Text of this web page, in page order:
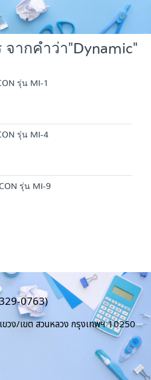
ากคำว่า"Dynamic"
รุ่น MI-1
รุ่น MI-4
รุ่น MI-9
0763)
ขวง/เขต สวนหลวง กรุงเทพฯ 10250